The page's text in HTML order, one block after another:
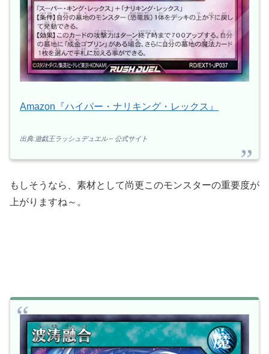
Amazon『ハイパー・ナリキング・レックス』
出典:遊戯王ラッシュデュエル – 公式サイト
もしそうなら、素材として尚更このモンスターの重要度が
上がりますね～。